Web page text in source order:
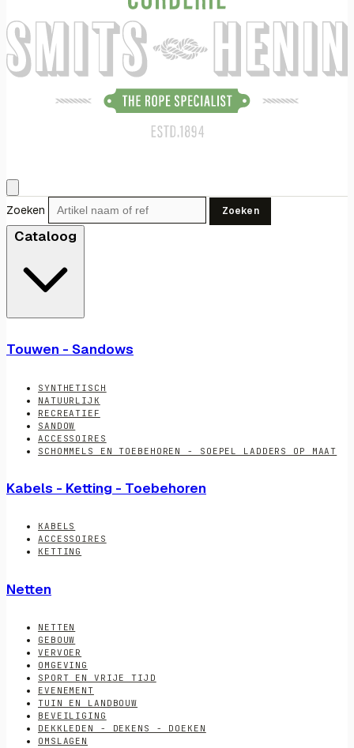
Zoeken Zoeken
Cataloog
Touwen - Sandows
SYNTHETISCH
NATUURLIJK
RECREATIEF
SANDOW
ACCESSOIRES
SCHOMMELS EN TOEBEHOREN - SOEPEL LADDERS OP MAAT
Kabels - Ketting - Toebehoren
KABELS
ACCESSOIRES
KETTING
Netten
NETTEN
GEBOUW
VERVOER
OMGEVING
SPORT EN VRIJE TIJD
EVENEMENT
TUIN EN LANDBOUW
BEVEILIGING
DEKKLEDEN - DEKENS - DOEKEN
OMSLAGEN